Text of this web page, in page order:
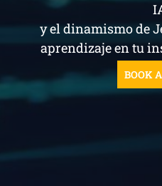
y el dinamismo de
aprendizaje en tu
BOOK